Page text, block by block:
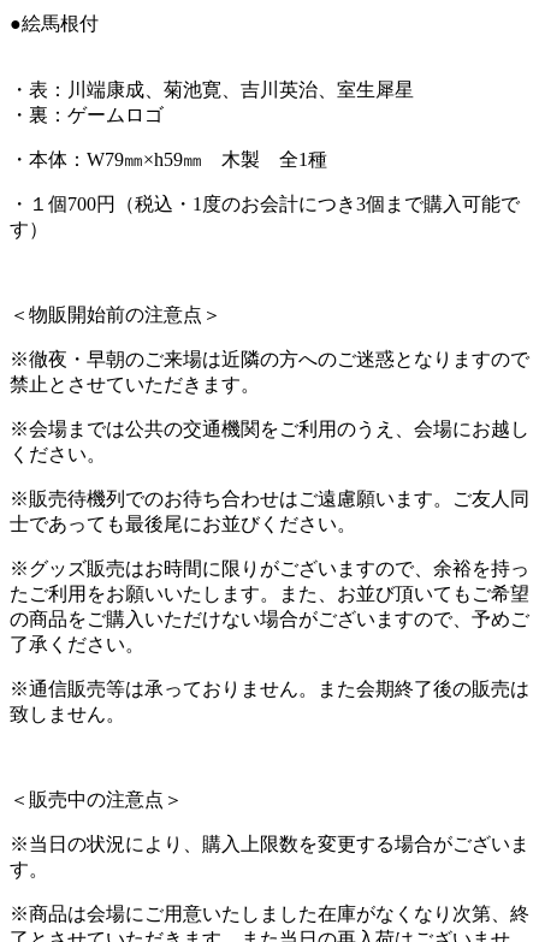
●絵馬根付
・表：川端康成、菊池寛、吉川英治、室生犀星
・裏：ゲームロゴ
・本体： W79㎜×h59㎜ 木製 全1種
・１個700円（税込・ 1 度のお会計につき3個まで購入可能で
す）
＜物販開始前の注意点＞
※徹夜・早朝のご来場は近隣の方へのご迷惑となりますので
禁止とさせていただきます。
※会場までは公共の交通機関をご利用のうえ、会場にお越し
ください。
※販売待機列でのお待ち合わせはご遠慮願います。ご友人同
士であっても最後尾にお並びください。
※グッズ販売はお時間に限りがございますので、余裕を持っ
たご利用をお願いいたします。また、お並び頂いてもご希望
の商品をご購入いただけない場合がございますので、予めご
了承ください。
※通信販売等は承っておりません。また会期終了後の販売は
致しません。
＜販売中の注意点＞
※当日の状況により、購入上限数を変更する場合がございま
す。
※商品は会場にご用意いたしました在庫がなくなり次第、終